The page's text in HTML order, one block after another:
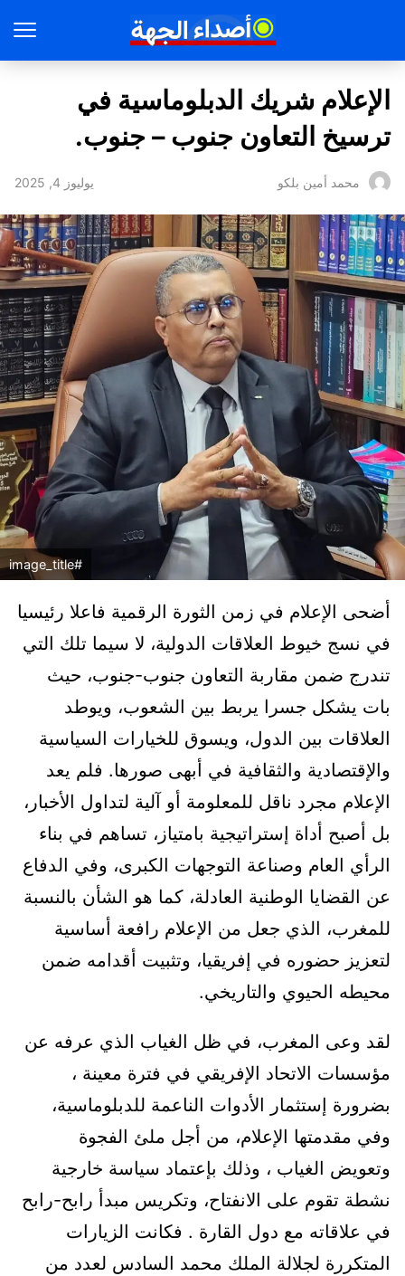
الإعلام شريك الدبلوماسية في
ترسيخ التعاون جنوب – جنوب.
محمد أمين بلكو يوليوز 4, 2025
#image_title
أضحى الإعلام في زمن الثورة الرقمية فاعلا رئيسيا
في نسج خيوط العلاقات الدولية، لا سيما تلك التي
تندرج ضمن مقاربة التعاون جنوب-جنوب، حيث
بات يشكل جسرا يربط بين الشعوب، ويوطد
العلاقات بين الدول، ويسوق للخيارات السياسية
والإقتصادية والثقافية في أبهى صورها. فلم يعد
الإعلام مجرد ناقل للمعلومة أو آلية لتداول الأخبار،
بل أصبح أداة إستراتيجية بامتياز، تساهم في بناء
الرأي العام وصناعة التوجهات الكبرى، وفي الدفاع
عن القضايا الوطنية العادلة، كما هو الشأن بالنسبة
للمغرب، الذي جعل من الإعلام رافعة أساسية
لتعزيز حضوره في إفريقيا، وتثبيت أقدامه ضمن
محيطه الحيوي والتاريخي.
لقد وعى المغرب، في ظل الغياب الذي عرفه عن
مؤسسات الاتحاد الإفريقي في فترة معينة ،
بضرورة إستثمار الأدوات الناعمة للدبلوماسية،
وفي مقدمتها الإعلام، من أجل ملئ الفجوة
وتعويض الغياب ، وذلك بإعتماد سياسة خارجية
نشطة تقوم على الانفتاح، وتكريس مبدأ رابح-رابح
في علاقاته مع دول القارة . فكانت الزيارات
المتكررة لجلالة الملك محمد السادس لعدد من